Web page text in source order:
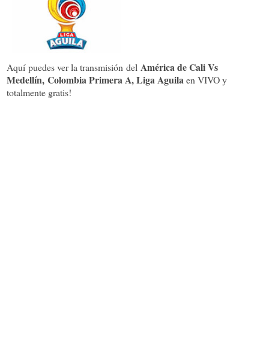
Aquí puedes ver la transmisión del América de Cali Vs
Medellín, Colombia Primera A, Liga Aguilaen VIVO y
totalmente gratis!